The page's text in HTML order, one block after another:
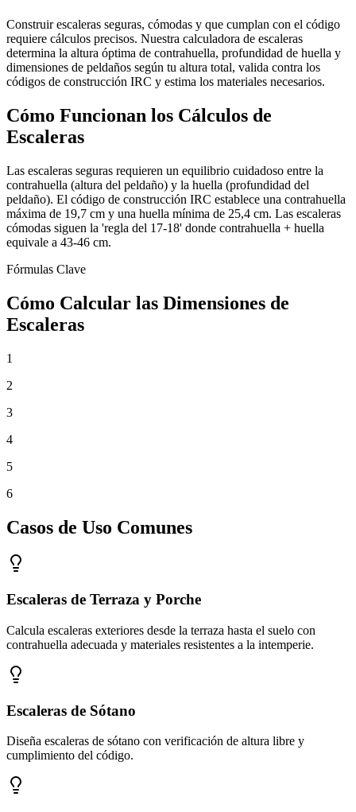
Construir escaleras seguras, cómodas y que cumplan con el código
requiere cálculos precisos. Nuestra calculadora de escaleras
determina la altura óptima de contrahuella, profundidad de huella y
dimensiones de peldaños según tu altura total, valida contra los
códigos de construcción IRC y estima los materiales necesarios.
Cómo Funcionan los Cálculos de
Escaleras
Las escaleras seguras requieren un equilibrio cuidadoso entre la
contrahuella (altura del peldaño) y la huella (profundidad del
peldaño). El código de construcción IRC establece una contrahuella
máxima de 19,7 cm y una huella mínima de 25,4 cm. Las escaleras
cómodas siguen la 'regla del 17-18' donde contrahuella + huella
equivale a 43-46 cm.
Fórmulas Clave
Cómo Calcular las Dimensiones de
Escaleras
1
2
3
4
5
6
Casos de Uso Comunes
Escaleras de Terraza y Porche
Calcula escaleras exteriores desde la terraza hasta el suelo con
contrahuella adecuada y materiales resistentes a la intemperie.
Escaleras de Sótano
Diseña escaleras de sótano con verificación de altura libre y
cumplimiento del código.